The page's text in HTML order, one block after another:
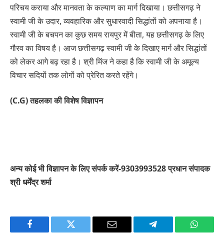
परिचय कराया और मानवता के कल्याण का मार्ग दिखाया। छत्तीसगढ़ ने
स्वामी जी के उदार, व्यवहारिक और सुधारवादी सिद्धांतों को अपनाया है।
स्वामी जी के बचपन का कुछ समय रायपुर में बीता, यह छत्तीसगढ़ के लिए
गौरव का विषय है। आज छत्तीसगढ़ स्वामी जी के दिखाए मार्ग और सिद्धांतों
को लेकर आगे बढ़ रहा है। श्री मिंज ने कहा है कि स्वामी जी के अमूल्य
विचार सदियों तक लोगों को प्रेरित करते रहेंगे।
(C.G) तहलका की विशेष विज्ञापन
अन्य कोई भी विज्ञापन के लिए संपर्क करें-9303993528 प्रधान संपादक
श्री धर्मेंद्र शर्मा
Facebook Twitter Email Telegram